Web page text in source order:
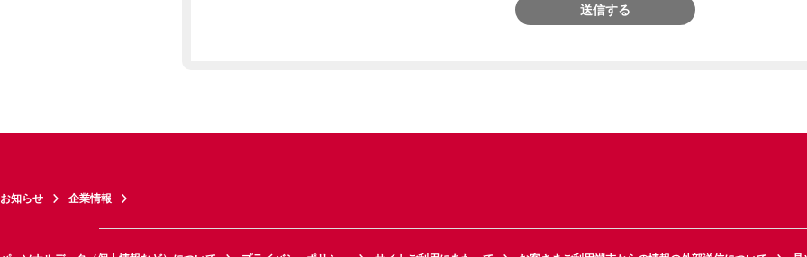
送信する
お知らせ 企業情報